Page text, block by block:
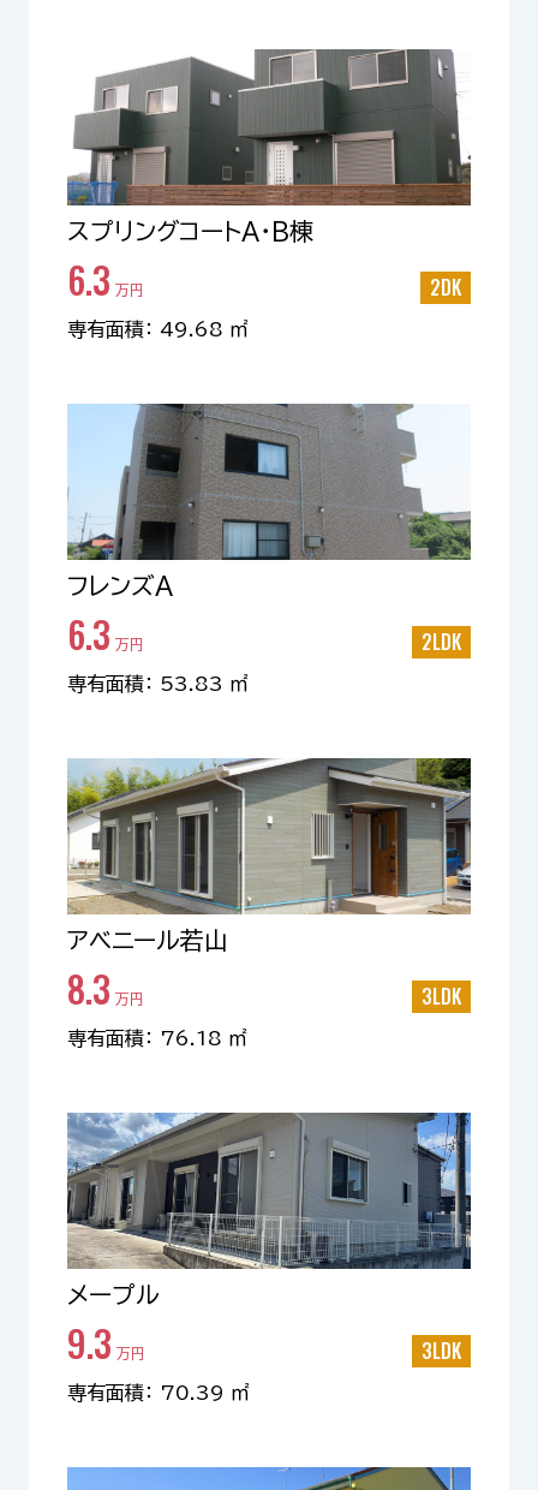
スプリングコートA・B棟
6.3 万円 2DK
専有面積： 49.68 ㎡
フレンズA
6.3 万円 2LDK
専有面積： 53.83 ㎡
アベニール若山
8.3 万円 3LDK
専有面積： 76.18 ㎡
メープル
9.3 万円 3LDK
専有面積： 70.39 ㎡